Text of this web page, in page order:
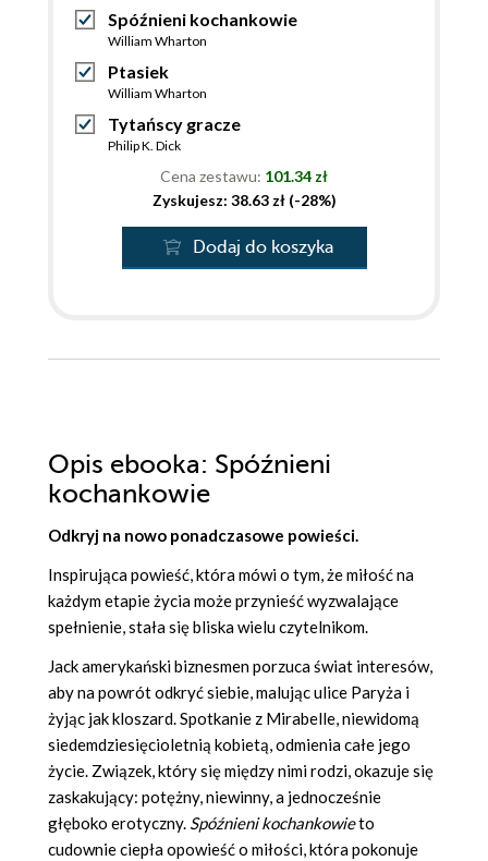
Spóźnieni kochankowie
William Wharton
Ptasiek
William Wharton
Tytańscy gracze
Philip K. Dick
Cena zestawu: 101.34 zł
Zyskujesz: 38.63 zł (-28%)
Dodaj do koszyka
Opis ebooka: Spóźnieni
kochankowie
Odkryj na nowo ponadczasowe powieści.
Inspirująca powieść, która mówi o tym, że miłość na
każdym etapie życia może przynieść wyzwalające
spełnienie, stała się bliska wielu czytelnikom.
Jack amerykański biznesmen porzuca świat interesów,
aby na powrót odkryć siebie, malując ulice Paryża i
żyjąc jak kloszard. Spotkanie z Mirabelle, niewidomą
siedemdziesięcioletnią kobietą, odmienia całe jego
życie. Związek, który się między nimi rodzi, okazuje się
zaskakujący: potężny, niewinny, a jednocześnie
głęboko erotyczny. Spóźnieni kochankowieto
cudownie ciepła opowieść o miłości, która pokonuje